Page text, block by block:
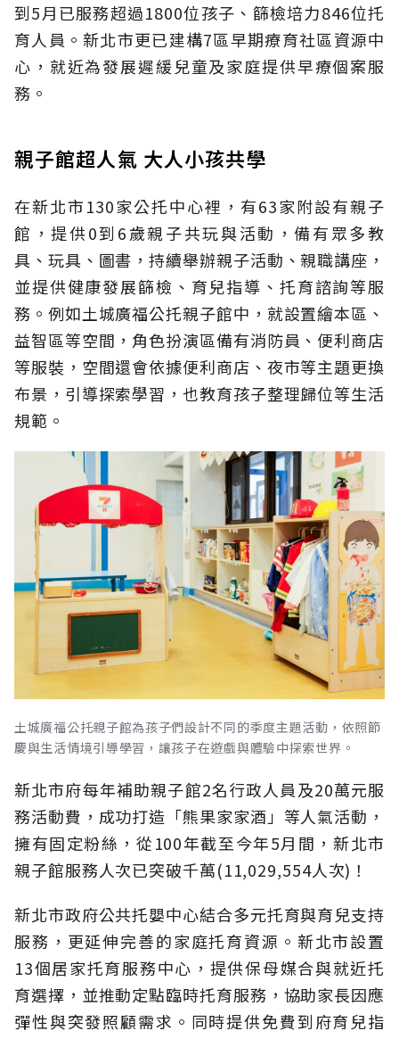
到5月已服務超過1800位孩子、篩檢培力846位托
育人員。新北市更已建構7區早期療育社區資源中
心，就近為發展遲緩兒童及家庭提供早療個案服
務。
親子館超人氣 大人小孩共學
在新北市130家公托中心裡，有63家附設有親子
館，提供0到6歲親子共玩與活動，備有眾多教
具、玩具、圖書，持續舉辦親子活動、親職講座，
並提供健康發展篩檢、育兒指導、托育諮詢等服
務。例如土城廣福公托親子館中，就設置繪本區、
益智區等空間，角色扮演區備有消防員、便利商店
等服裝，空間還會依據便利商店、夜市等主題更換
布景，引導探索學習，也教育孩子整理歸位等生活
規範。
土城廣福公托親子館為孩子們設計不同的季度主題活動，依照節
慶與生活情境引導學習，讓孩子在遊戲與體驗中探索世界。
新北市府每年補助親子館2名行政人員及20萬元服
務活動費，成功打造「熊果家家酒」等人氣活動，
擁有固定粉絲，從100年截至今年5月間，新北市
親子館服務人次已突破千萬(11,029,554人次)！
新北市政府公共托嬰中心結合多元托育與育兒支持
服務，更延伸完善的家庭托育資源。新北市設置
13個居家托育服務中心，提供保母媒合與就近托
育選擇，並推動定點臨時托育服務，協助家長因應
彈性與突發照顧需求。同時提供免費到府育兒指